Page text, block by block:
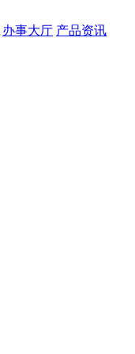
办事大厅 产品资讯